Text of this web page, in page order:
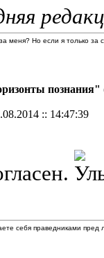
меня? Но если я только
познания"
:: 14:47:39
себя праведниками